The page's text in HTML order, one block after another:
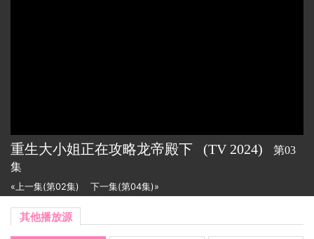
重生大小姐正在攻略龙帝殿下 (TV 2024)
第03
集
«上一集(第02集) 下一集(第04集)»
其他播放源